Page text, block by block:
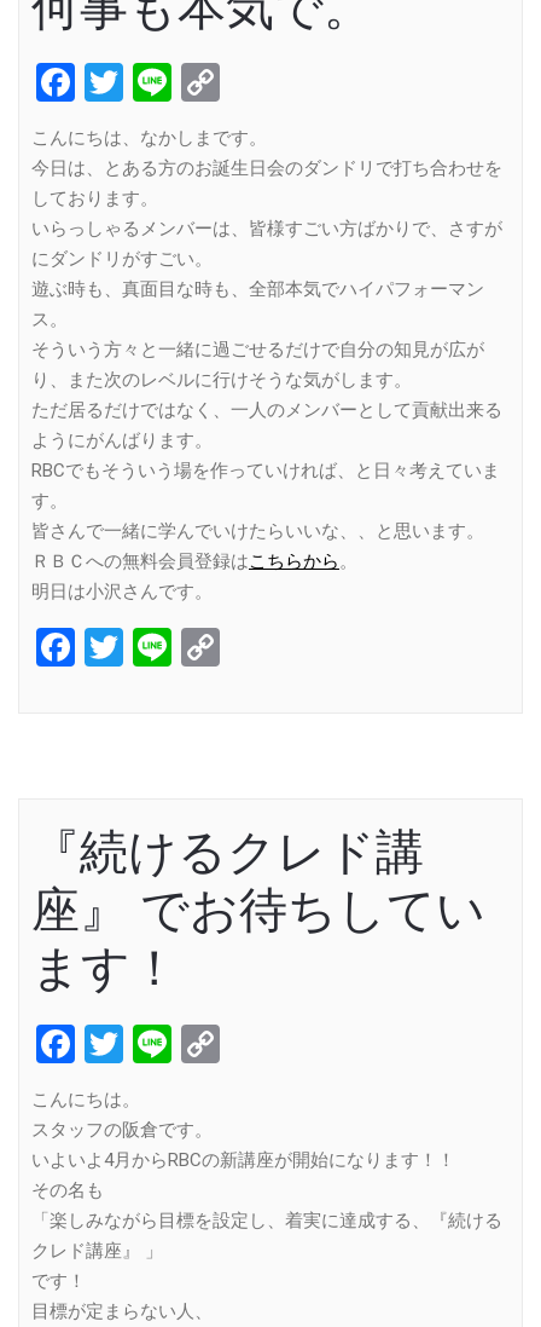
Facebook
Twitter
Line
Link
こんにちは、なかしまです。
今日は、とある方のお誕生日会のダンドリで打ち合わせを
しております。
いらっしゃるメンバーは、皆様すごい方ばかりで、さすが
にダンドリがすごい。
遊ぶ時も、真面目な時も、全部本気でハイパフォーマン
ス。
そういう方々と一緒に過ごせるだけで自分の知見が広が
り、また次のレベルに行けそうな気がします。
ただ居るだけではなく、一人のメンバーとして貢献出来る
ようにがんばります。
RBCでもそういう場を作っていければ、と日々考えていま
す。
皆さんで一緒に学んでいけたらいいな、、と思います。
ＲＢＣへの無料会員登録はこちらから。
明日は小沢さんです。
Facebook
Twitter
Line
『続けるクレド講
座』 でお待ちしてい
ます！
Facebook
Twitter
Line
こんにちは。
スタッフの阪倉です。
いよいよ4月からRBCの新講座が開始になります！！
その名も
「楽しみながら目標を設定し、着実に達成する、『続ける
クレド講座』 」
です！
目標が定まらない人、